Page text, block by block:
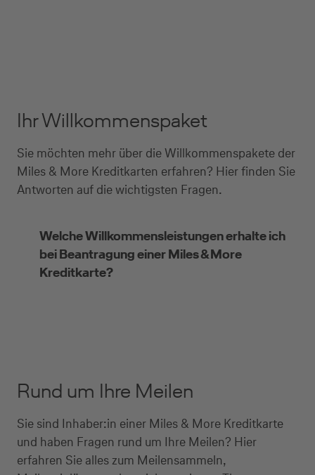
Ihr Willkommenspaket
Sie möchten mehr über die Willkommenspakete der
Miles & More Kreditkarten erfahren? Hier finden Sie
Antworten auf die wichtigsten Fragen.
Welche Willkommensleistungen erhalte ich
bei Beantragung einer Miles & More
Kreditkarte?
Rund um Ihre Meilen
Sie sind Inhaber:in einer Miles & More Kreditkarte
und haben Fragen rund um Ihre Meilen? Hier
erfahren Sie alles zum Meilensammeln,